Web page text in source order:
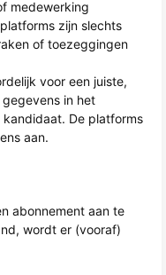
medewerking
zijn slechts
of toezeggingen
voor een juiste,
in het
De platforms
aan.
abonnement aan te
wordt er (vooraf)